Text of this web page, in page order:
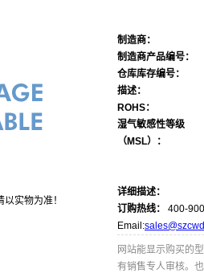
实物为准！
制造商：
制造商产品编号：
仓库库存编号：
描述：
ROHS：
湿气敏感性等级
（MSL）：
详细描述：
订购热线：
400-
Email:
网站能显示购买的
有销售专人审核。